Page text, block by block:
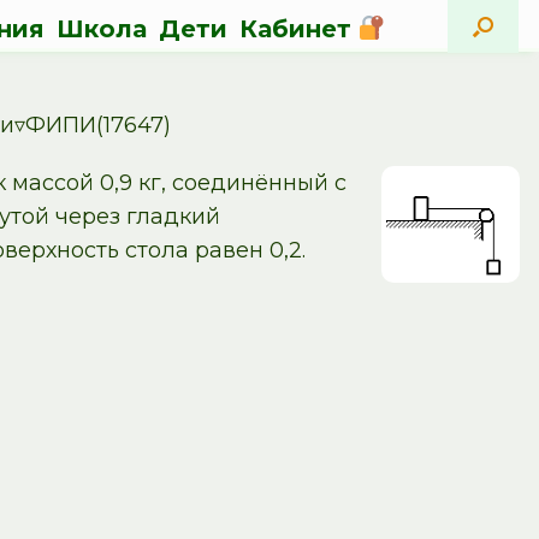
Школа Дети Кабинет
массой 0,9 кг, соединённый с
через гладкий
стола равен 0,2.